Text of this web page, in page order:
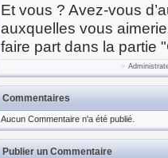
Et vous ? Avez-vous
auxquelles vous
faire part dans la partie
Commentaires
Aucun Commentaire n'a été publié.
Publier un Commentaire